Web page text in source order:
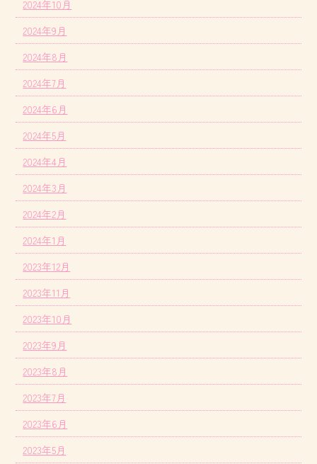
2024年10月
2024年9月
2024年8月
2024年7月
2024年6月
2024年5月
2024年4月
2024年3月
2024年2月
2024年1月
2023年12月
2023年11月
2023年10月
2023年9月
2023年8月
2023年7月
2023年6月
2023年5月